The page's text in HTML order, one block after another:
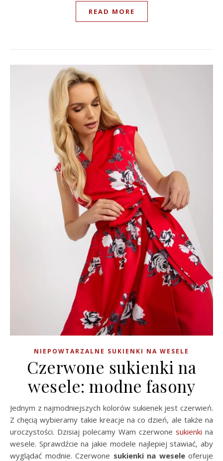
READ MORE
NIEPOWTARZALNE SUKIENKI NA WESELE
Czerwone sukienki na
wesele: modne fasony
Jednym z najmodniejszych kolorów sukienek jest czerwień.
Z chęcią wybieramy takie kreacje na co dzień, ale także na
uroczystości. Dzisiaj polecamy Wam czerwone sukienki na
wesele. Sprawdźcie na jakie modele najlepiej stawiać, aby
wyglądać modnie. Czerwone sukienki na wesele oferuje